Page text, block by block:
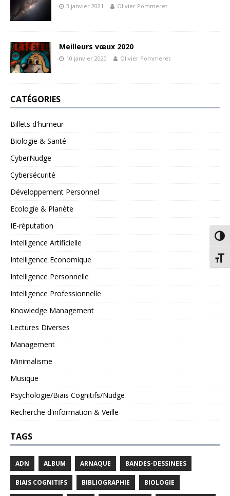
3 janvier 2021 Olivier Pommeret
Meilleurs vœux 2020
10 janvier 2020 Olivier Pommeret
CATÉGORIES
Billets d'humeur
Biologie & Santé
CyberNudge
Cybersécurité
Développement Personnel
Ecologie & Planète
IE-réputation
Intelligence Artificielle
Intelligence Economique
Intelligence Personnelle
Intelligence Professionnelle
Knowledge Management
Lectures Diverses
Management
Minimalisme
Musique
Psychologie/Biais Cognitifs/Nudge
Recherche d'information & Veille
TAGS
ADN ALBUM ARNAQUE BANDES-DESSINEES
BIAIS COGNITIFS BIBLIOGRAPHIE BIOLOGIE